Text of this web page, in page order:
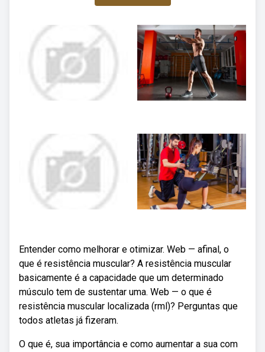
Entender como melhorar e otimizar. Web — afinal, o
que é resistência muscular? A resistência muscular
basicamente é a capacidade que um determinado
músculo tem de sustentar uma. Web — o que é
resistência muscular localizada (rml)? Perguntas que
todos atletas já fizeram.
O que é, sua importância e como aumentar a sua com